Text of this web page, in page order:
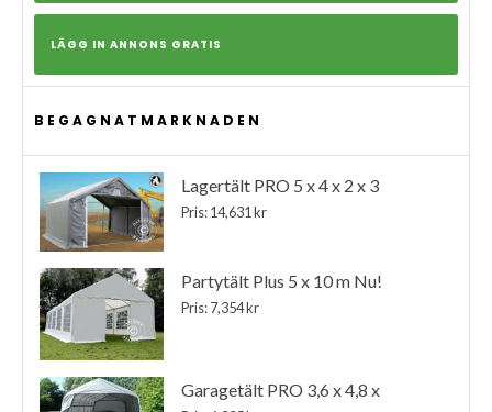
LÄGG IN ANNONS GRATIS
BEGAGNATMARKNADEN
Lagertält PRO 5 x 4 x 2 x 3
Pris: 14,631 kr
Partytält Plus 5 x 10 m Nu!
Pris: 7,354 kr
Garagetält PRO 3,6 x 4,8 x